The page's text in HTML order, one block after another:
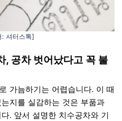
: 셔터스톡]
, 공차 벗어났다고 꼭 불
가늠하기는 어렵습니다. 이 때
지를 실감하는 것은 부품과
. 앞서 설명한 치수공차와 기